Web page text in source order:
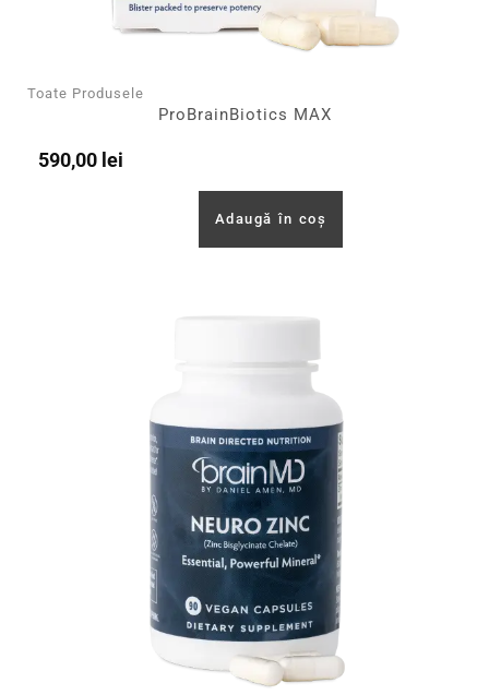
Toate Produsele
ProBrainBiotics MAX
590,00 lei
Adaugă în coș